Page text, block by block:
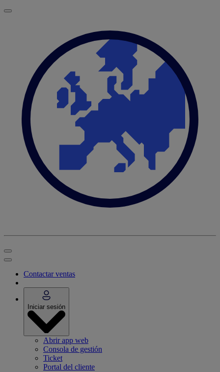
Contactar ventas
Iniciar sesión
Abrir app web
Consola de gestión
Ticket
Portal del cliente